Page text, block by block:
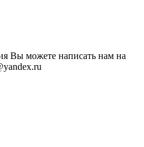
Вы можете написать нам на